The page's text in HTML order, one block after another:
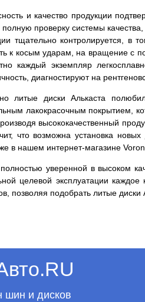
и качество продукции
проверку системы
тщательно контролируется, в
к косым ударам, на вращение с
каждый экземпляр
диагностируют на
литые диски Алькаста
лакокрасочным покрытием,
высококачественный
что возможна установка
в нашем интернет-магазине
уверенной в высоком
целевой эксплуатации
позволяя подобрать литые
шин и дисков